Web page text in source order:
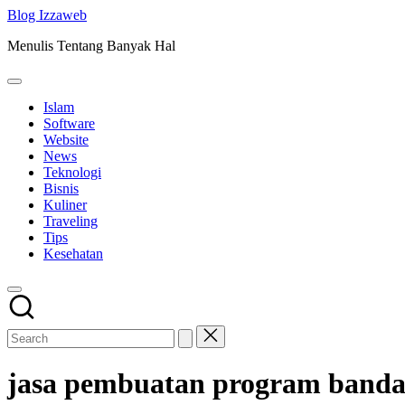
Skip
content
Blog Izzaweb
Menulis Tentang Banyak Hal
Islam
Software
Website
News
Teknologi
Bisnis
Kuliner
Traveling
Tips
Kesehatan
jasa pembuatan program